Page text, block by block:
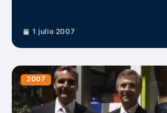
1 julio 2007
2007